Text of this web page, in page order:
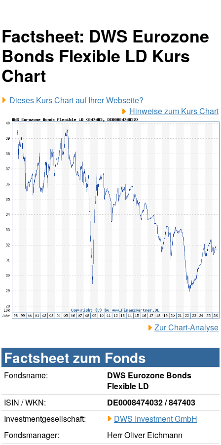
Factsheet: DWS Eurozone
Bonds Flexible LD Kurs
Chart
Dieses Kurs Chart auf Ihrer Webseite?
Hinweise zum Kurs Chart
Zur Chart-Analyse
Factsheet zum Fonds
Fondsname:
DWS Eurozone Bonds
Flexible LD
ISIN / WKN:
DE0008474032 / 847403
Investmentgesellschaft:
DWS Investment GmbH
Fondsmanager:
Herr Oliver Eichmann